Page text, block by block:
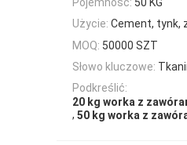
Użycie: Cement, tynk,
MOQ: 50000 SZT
Słowo kluczowe:
Podkreślić:
20 kg worka z
, 50 kg worka z